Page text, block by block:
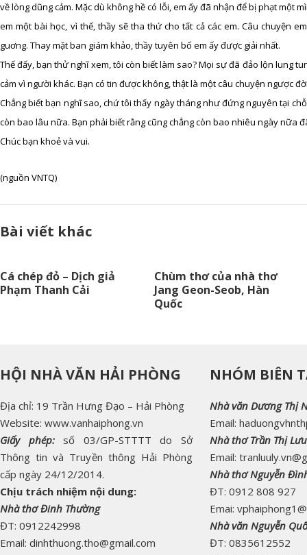
về lòng dũng cảm. Mặc dù không hề có lỗi, em ấy đã nhận để bị phạt một
em một bài học, vì thế, thầy sẽ tha thứ cho tất cả các em. Câu chuyện
guơng. Thay mặt ban giám khảo, thầy tuyên bố em ấy được giải nhất.
Thế đấy, bạn thử nghĩ xem, tôi còn biết làm sao? Mọi sự đã đảo lộn lung
cảm vì người khác. Bạn có tin được không, thật là một câu chuyện ngược
Chẳng biết bạn nghĩ sao, chứ tôi thấy ngày tháng như đứng nguyên tại
còn bao lâu nữa. Bạn phải biết rằng cũng chẳng còn bao nhiêu ngày nữa
Chúc bạn khoẻ và vui.
(nguồn VNTQ)
Bài viết khác
Cá chép đỏ – Dịch giả
Phạm Thanh Cải
Chùm thơ của nhà thơ
Jang Geon-Seob, Hàn
Quốc
HỘI NHÀ VĂN HẢI PHÒNG
Địa chỉ: 19 Trần Hưng Đạo – Hải Phòng
Website: www.vanhaiphong.vn
Giấy phép:
số 03/GP-STTTT do Sở
Thông tin và Truyền thông Hải Phòng
cấp ngày 24/12/2014.
Chịu trách nhiệm nội dung:
Nhà thơ Đinh Thường
ĐT: 0912242998
Email: dinhthuong.tho@gmail.com
NHÓM BIÊN
Nhà văn Dương Thị
Email:
Nhà thơ Trần Thị
Email:
Nhà thơ Nguyễn
ĐT: 0912 808 927
Emai:
Nhà văn Nguyễn
ĐT: 0835612552